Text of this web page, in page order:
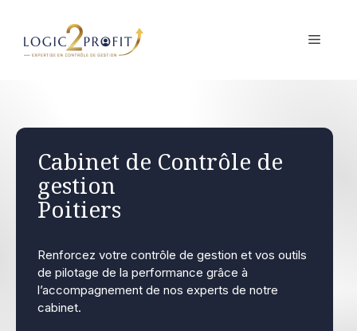
contenu
MENU
Cabinet de Contrôle de
gestion
Poitiers
Renforcez votre contrôle de gestion et vos outils
de pilotage de la performance grâce à
l’accompagnement de nos experts de notre
cabinet.